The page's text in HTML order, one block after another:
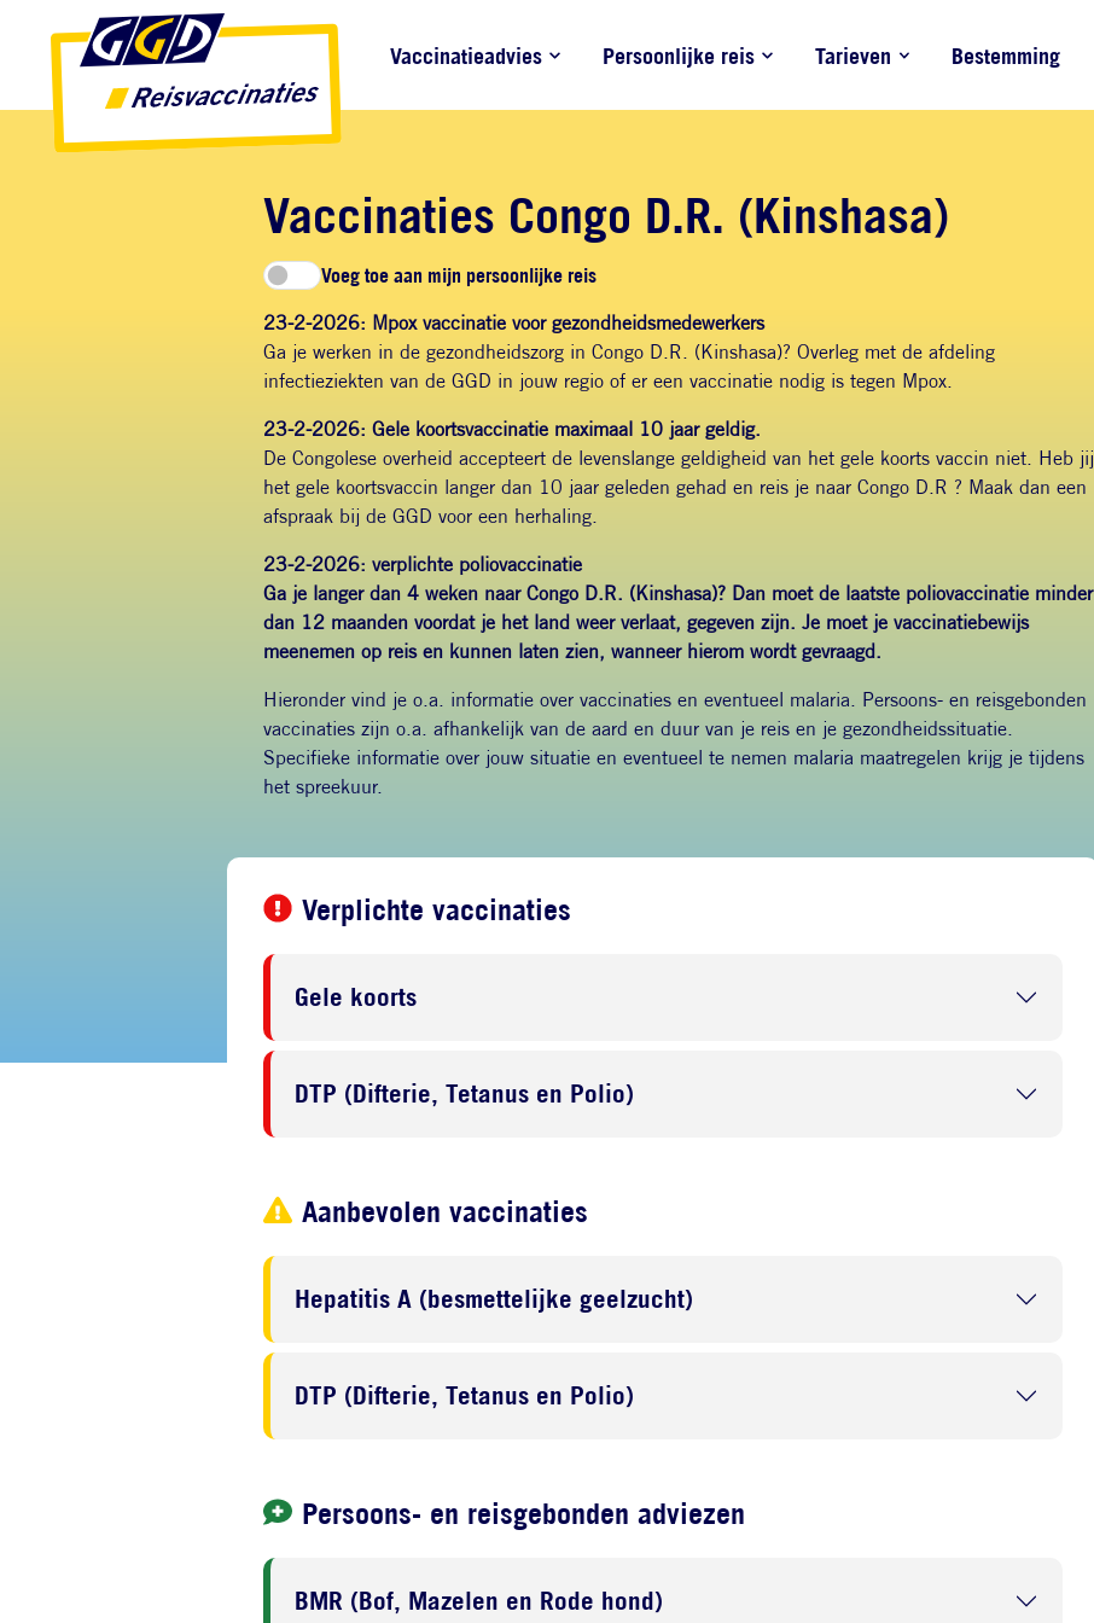
Direct naar inhoud
Direct naar hoofdnavigatie
Direct naar zoekfunctie
Hoofdnavigatie
Vaccinatieadvies Persoonlijke reis Tarieven Bestemming
Vaccinaties Congo D.R. (Kinshasa)
Voeg toe aan mijn persoonlijke reis
23-2-2026: Mpox vaccinatie voor gezondheidsmedewerkers
Ga je werken in de gezondheidszorg in Congo D.R. (Kinshasa)? Overleg met de afdeling
infectieziekten van de GGD in jouw regio of er een vaccinatie nodig is tegen Mpox.
23-2-2026: Gele koortsvaccinatie maximaal 10 jaar geldig.
De Congolese overheid accepteert de levenslange geldigheid van het gele koorts vaccin niet. Heb jij
het gele koortsvaccin langer dan 10 jaar geleden gehad en reis je naar Congo D.R ? Maak dan een
afspraak bij de GGD voor een herhaling.
23-2-2026: verplichte poliovaccinatie
Ga je langer dan 4 weken naar Congo D.R. (Kinshasa)? Dan moet de laatste poliovaccinatie minder
dan 12 maanden voordat je het land weer verlaat, gegeven zijn. Je moet je vaccinatiebewijs
meenemen op reis en kunnen laten zien, wanneer hierom wordt gevraagd.
Hieronder vind je o.a. informatie over vaccinaties en eventueel malaria. Persoons- en reisgebonden
vaccinaties zijn o.a. afhankelijk van de aard en duur van je reis en je gezondheidssituatie.
Specifieke informatie over jouw situatie en eventueel te nemen malaria maatregelen krijg je tijdens
het spreekuur.
Verplichte vaccinaties
Gele koorts
DTP (Difterie, Tetanus en Polio)
Aanbevolen vaccinaties
Hepatitis A (besmettelijke geelzucht)
DTP (Difterie, Tetanus en Polio)
Persoons- en reisgebonden adviezen
BMR (Bof, Mazelen en Rode hond)